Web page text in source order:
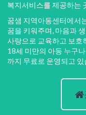
복지서비스를 제공하는
꿈샘 지역아동센터에서
꿈을 키워주며, 마음과
사랑으로 교육하고 보호
18세 미만의 아동 누구
까지 무료로 운영되고 있